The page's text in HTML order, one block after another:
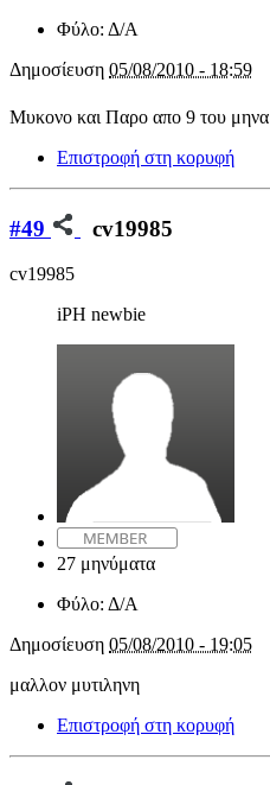
Φύλο: Δ/Α
Δημοσίευση 05/08/2010 - 18:59
Μυκονο και Παρο απο 9 του μηνα
Επιστροφή στη κορυφή
#49 cv19985
cv19985
iPH newbie
27 μηνύματα
Φύλο: Δ/Α
Δημοσίευση 05/08/2010 - 19:05
μαλλον μυτιληνη
Επιστροφή στη κορυφή